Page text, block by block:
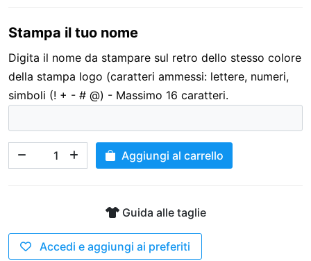
Stampa il tuo nome
Digita il nome da stampare sul retro dello stesso colore
della stampa logo (caratteri ammessi: lettere, numeri,
simboli (! + - # @) - Massimo 16 caratteri.
Aggiungi al carrello
Guida alle taglie
Accedi e aggiungi ai preferiti